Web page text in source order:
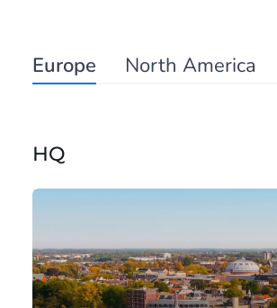
Europe North America
HQ